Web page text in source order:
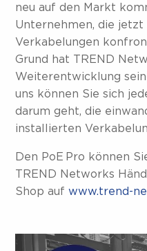
neu auf den Markt
Unternehmen, die
Verkabelungen
Grund hat TREND
Weiterentwicklung
uns können Sie sich
darum geht, die
installierten
Den PoE Pro können
TREND Networks
Shop aufwww.trend-